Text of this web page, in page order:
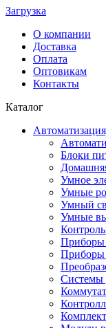
Загрузка
О компании
Доставка
Оплата
Оптовикам
Контакты
Каталог
Блоки
Умное
Умные
Умный
Умные
Приборы
Приборы
Системы